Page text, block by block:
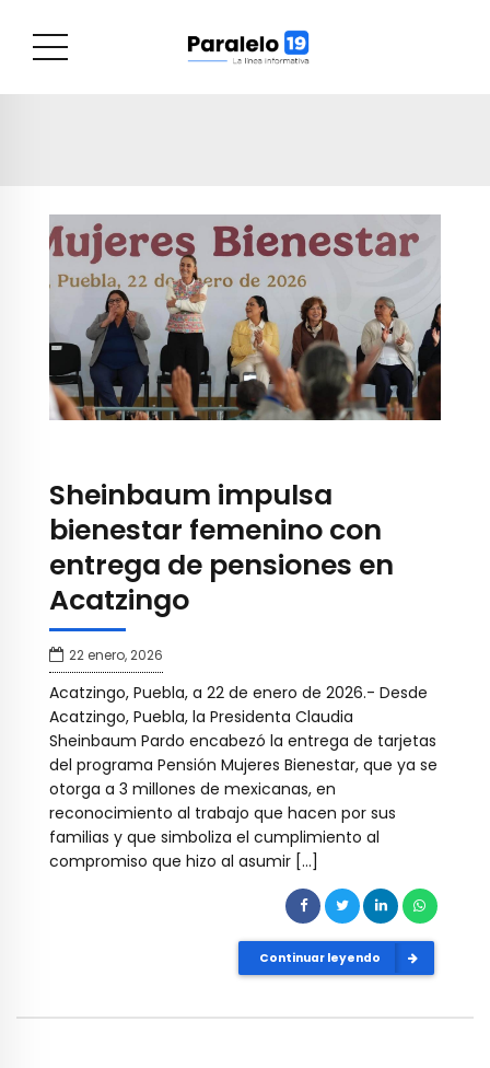
Sheinbaum impulsa
bienestar femenino con
entrega de pensiones en
Acatzingo
22 enero, 2026
Acatzingo, Puebla, a 22 de enero de 2026.- Desde
Acatzingo, Puebla, la Presidenta Claudia
Sheinbaum Pardo encabezó la entrega de tarjetas
del programa Pensión Mujeres Bienestar, que ya se
otorga a 3 millones de mexicanas, en
reconocimiento al trabajo que hacen por sus
familias y que simboliza el cumplimiento al
compromiso que hizo al asumir […]
Continuar leyendo